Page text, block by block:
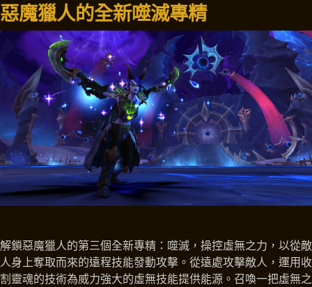
惡魔獵人的全新噬滅專精
解鎖惡魔獵人的第三個全新專精：噬滅，操控虛無之力，以從敵
人身上奪取而來的遠程技能發動攻擊。從遠處攻擊敵人，運用收
割靈魂的技術為威力強大的虛無技能提供能源。召喚一把虛無之